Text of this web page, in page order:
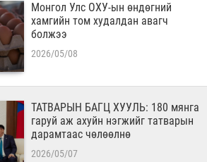
Монгол Улс ОХУ-ын өндөгний
хамгийн том худалдан авагч
болжээ
2026/05/08
ТАТВАРЫН БАГЦ ХУУЛЬ: 180 мянга
гаруй аж ахуйн нэгжийг татварын
дарамтаас чөлөөлнө
2026/05/07